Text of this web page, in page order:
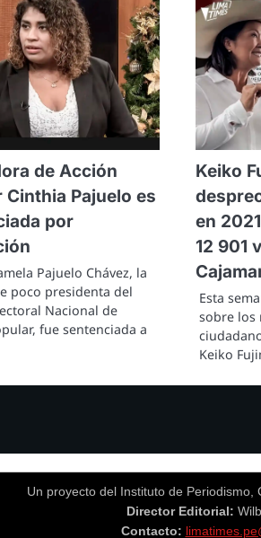
de Acción
Cinthia Pajuelo es
por
Pajuelo Chávez, la
poco presidenta del
Nacional de
fue sentenciada a
Keiko
en
12 901
Esta
sobre los
Keiko
Un proyecto del Instituto de Periodismo,
Director Editorial:
Contacto: